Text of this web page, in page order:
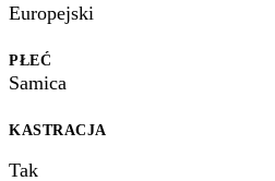
Europejski
PŁEĆ
Samica
KASTRACJA
Tak